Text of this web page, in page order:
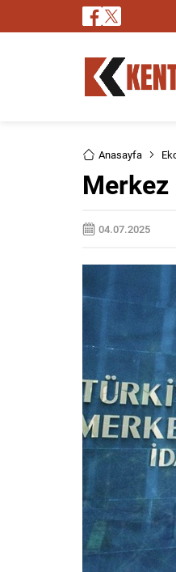
Anasayfa
Merkez
04.07.2025